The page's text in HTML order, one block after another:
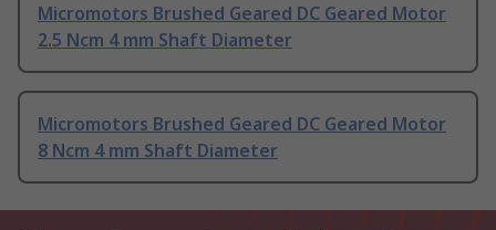
Micromotors Brushed Geared DC Geared Motor
2.5 Ncm 4 mm Shaft Diameter
Micromotors Brushed Geared DC Geared Motor
8 Ncm 4 mm Shaft Diameter